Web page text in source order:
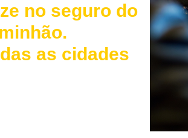
no seguro do
as cidades